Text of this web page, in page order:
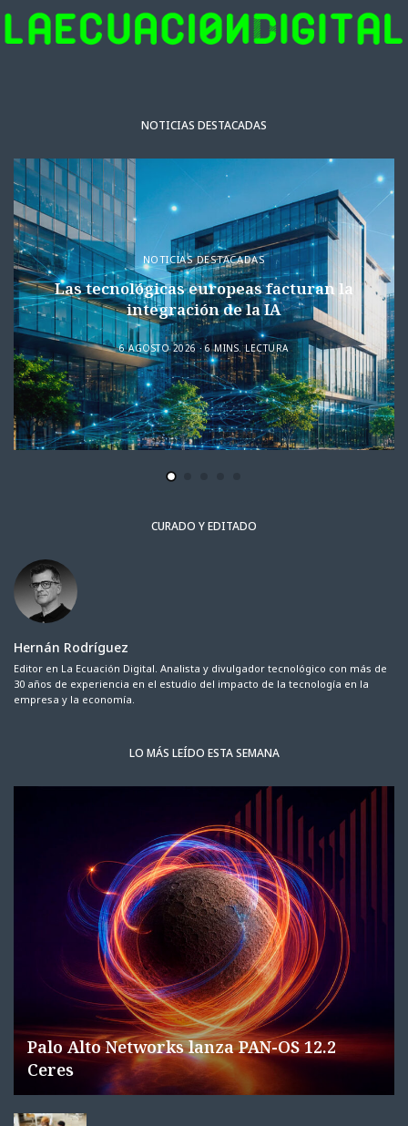
NOTICIAS DESTACADAS
NOTICIAS DESTACADAS
Las tecnológicas europeas facturan la
integración de la IA
6 AGOSTO 2026 6 MINS. LECTURA
CURADO Y EDITADO
Hernán Rodríguez
Editor en La Ecuación Digital. Analista y divulgador tecnológico con más de
30 años de experiencia en el estudio del impacto de la tecnología en la
empresa y la economía.
LO MÁS LEÍDO ESTA SEMANA
Palo Alto Networks lanza PAN-OS 12.2
Ceres